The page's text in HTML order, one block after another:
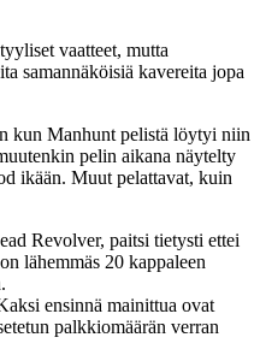
vaatteet, mutta
samannäköisiä kavereita jopa
kun Manhunt pelistä löytyi niin
pelin aikana näytelty
ikään. Muut pelattavat, kuin
Revolver, paitsi tietysti ettei
lähemmäs 20 kappaleen
ensinnä mainittua ovat
palkkiomäärän verran